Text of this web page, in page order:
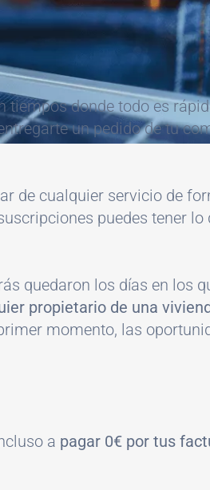
tiempos donde todo es
un pedido de tu
de cualquier servicio de
puedes tener lo
quedaron los días en los
propietario de una
momento, las
a pagar 0€ por tus